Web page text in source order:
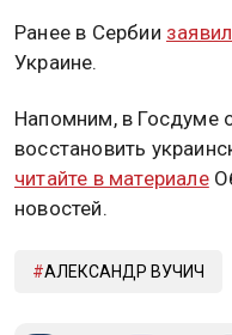
Ранее в Сербии
Украине.
Напомним, в Госдуме
восстановить
читайте в материале
новостей.
АЛЕКСАНДР ВУЧИЧ